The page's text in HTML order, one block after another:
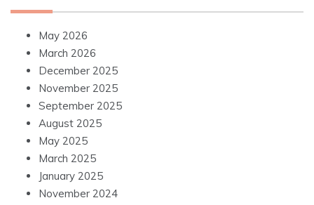
May 2026
March 2026
December 2025
November 2025
September 2025
August 2025
May 2025
March 2025
January 2025
November 2024